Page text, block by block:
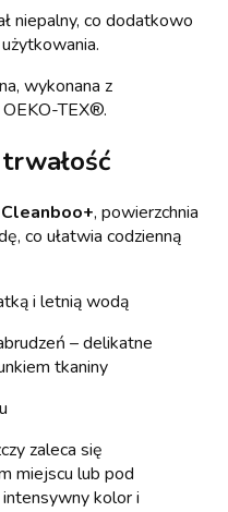
niepalny, co dodatkowo
wykonana z
TEX®.
Cleanboo+, powierzchnia
co ułatwia codzienną
i letnią wodą
– delikatne
tkaniny
zaleca się
miejscu lub pod
kolor i